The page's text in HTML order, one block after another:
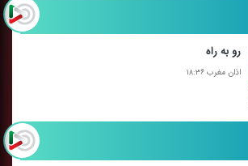
رو به راه
اذان مغرب ۱۸:۳۶